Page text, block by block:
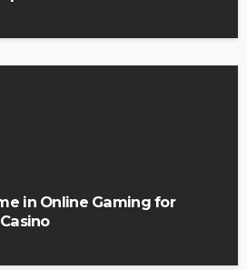
in Online Gaming for